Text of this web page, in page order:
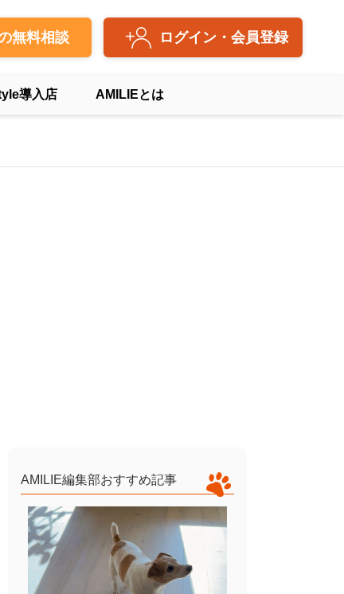
無料相談 ログイン・会員登録
導入店 AMILIEとは
AMILIE編集部おすすめ記事